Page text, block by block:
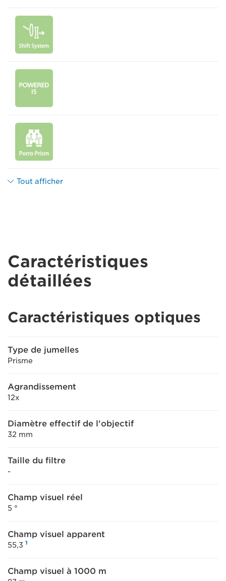
Tout afficher
Caractéristiques
détaillées
Caractéristiques optiques
Type de jumelles
Prisme
Agrandissement
12x
Diamètre effectif de l'objectif
32 mm
Taille du filtre
-
Champ visuel réel
5 °
Champ visuel apparent
55,3 1
Champ visuel à 1000 m